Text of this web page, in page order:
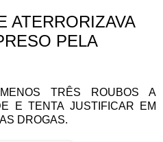
ATERRORIZAVA
PELA
TRÊS ROUBOS A
E TENTA JUSTIFICAR EM
DROGAS.